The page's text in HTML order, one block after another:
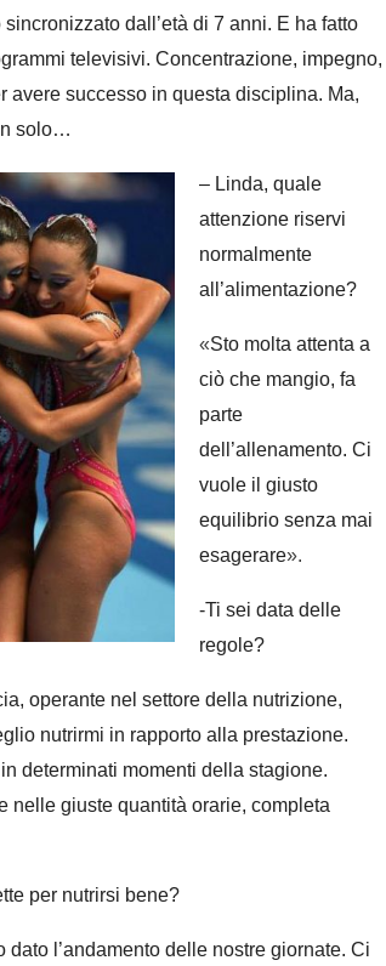
dall’età di 7 anni. E ha fatto
televisivi. Concentrazione, impegno,
avere successo in questa disciplina. Ma,
solo…
– Linda, quale
attenzione riservi
normalmente
all’alimentazione?
«Sto molta attenta a
ciò che mangio, fa
parte
dell’allenamento. Ci
vuole il giusto
equilibrio senza mai
esagerare».
-Ti sei data delle
regole?
operante nel settore della nutrizione,
nutrirmi in rapporto alla prestazione.
determinati momenti della stagione.
nelle giuste quantità orarie, completa
per nutrirsi bene?
l’andamento delle nostre giornate. Ci